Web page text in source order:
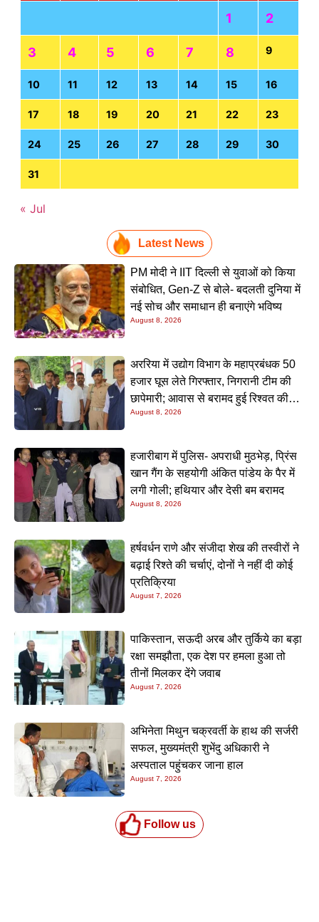
1 2
3 4 5 6 7 8 9
10 11 12 13 14 15 16
17 18 19 20 21 22 23
24 25 26 27 28 29 30
31
« Jul
Latest News
PM मोदी ने IIT दिल्ली से युवाओं को किया
संबोधित, Gen-Z से बोले- बदलती दुनिया में
नई सोच और समाधान ही बनाएंगे भविष्य
August 8, 2026
अररिया में उद्योग विभाग के महाप्रबंधक 50
हजार घूस लेते गिरफ्तार, निगरानी टीम की
छापेमारी; आवास से बरामद हुई रिश्वत की
रकम
August 8, 2026
हजारीबाग में पुलिस- अपराधी मुठभेड़, प्रिंस
खान गैंग के सहयोगी अंकित पांडेय के पैर में
लगी गोली; हथियार और देसी बम बरामद
August 8, 2026
हर्षवर्धन राणे और संजीदा शेख की तस्वीरों ने
बढ़ाई रिश्ते की चर्चाएं, दोनों ने नहीं दी कोई
प्रतिक्रिया
August 7, 2026
पाकिस्तान, सऊदी अरब और तुर्किये का बड़ा
रक्षा समझौता, एक देश पर हमला हुआ तो
तीनों मिलकर देंगे जवाब
August 7, 2026
अभिनेता मिथुन चक्रवर्ती के हाथ की सर्जरी
सफल, मुख्यमंत्री शुभेंदु अधिकारी ने
अस्पताल पहुंचकर जाना हाल
August 7, 2026
Follow us